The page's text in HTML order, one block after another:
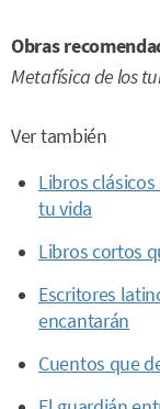
Obras
Metafísica de los
Ver también
Libros
tu vida
Libros cortos
Escritores
encantarán
Cuentos que